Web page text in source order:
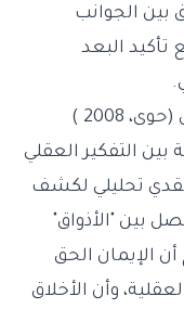
بين الجوانب
تأكيد البعد
"النظر العقلي وأثره في تزكية النفوس (حوى، 2008 )
التفكير العقلي
نقدي تحليلي لكشف
بين "الأذواق"
أن الإيمان الحق
وأن الأخلاق